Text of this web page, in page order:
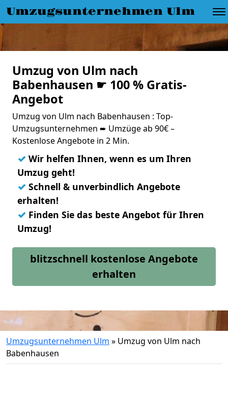
Umzugsunternehmen Ulm
Umzug von Ulm nach
Babenhausen ☛ 100 % Gratis-
Angebot
Umzug von Ulm nach Babenhausen : Top-
Umzugsunternehmen ➨ Umzüge ab 90€ –
Kostenlose Angebote in 2 Min.
✓ Wir helfen Ihnen, wenn es um Ihren
Umzug geht!
✓ Schnell & unverbindlich Angebote
erhalten!
✓ Finden Sie das beste Angebot für Ihren
Umzug!
blitzschnell kostenlose Angebote
erhalten
Umzugsunternehmen Ulm » Umzug von Ulm nach
Babenhausen